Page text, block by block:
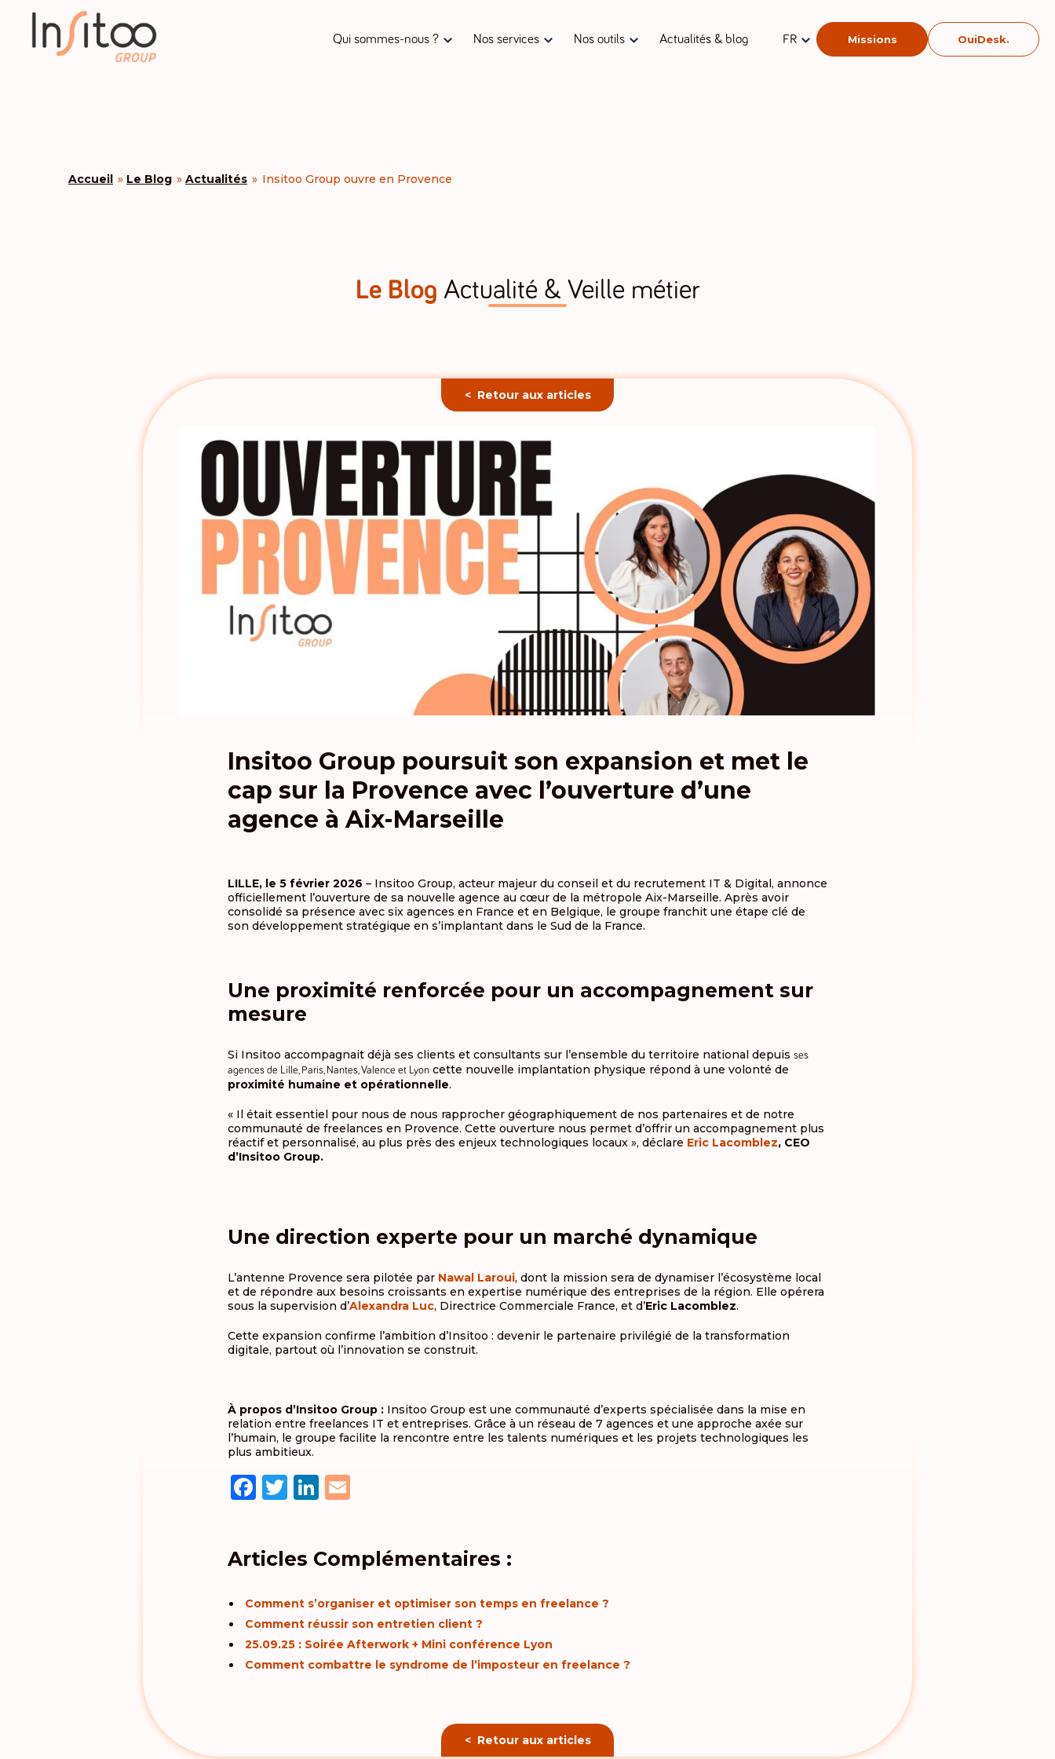
Qui sommes-nous ? Nos services Nos outils Actualités & blog FR Missions OuiDesk.
Accueil » Le Blog » Actualités » Insitoo Group ouvre en Provence
Le Blog Actualité & Veille métier
< Retour aux articles
Insitoo Group poursuit son expansion et met le
cap sur la Provence avec l’ouverture d’une
agence à Aix-Marseille
LILLE, le 5 février 2026 – Insitoo Group, acteur majeur du conseil et du recrutement IT & Digital, annonce
officiellement l’ouverture de sa nouvelle agence au cœur de la métropole Aix-Marseille. Après avoir
consolidé sa présence avec six agences en France et en Belgique, le groupe franchit une étape clé de
son développement stratégique en s’implantant dans le Sud de la France.
Une proximité renforcée pour un accompagnement sur
mesure
Si Insitoo accompagnait déjà ses clients et consultants sur l’ensemble du territoire national depuis ses
agences de Lille, Paris, Nantes, Valence et Lyoncette nouvelle implantation physique répond à une volonté de
proximité humaine et opérationnelle.
« Il était essentiel pour nous de nous rapprocher géographiquement de nos partenaires et de notre
communauté de freelances en Provence. Cette ouverture nous permet d’offrir un accompagnement plus
réactif et personnalisé, au plus près des enjeux technologiques locaux », déclare Eric Lacomblez, CEO
d’Insitoo Group.
Une direction experte pour un marché dynamique
L’antenne Provence sera pilotée par Nawal Laroui, dont la mission sera de dynamiser l’écosystème local
et de répondre aux besoins croissants en expertise numérique des entreprises de la région. Elle opérera
sous la supervision d’Alexandra Luc, Directrice Commerciale France, et d’Eric Lacomblez.
Cette expansion confirme l’ambition d’Insitoo : devenir le partenaire privilégié de la transformation
digitale, partout où l’innovation se construit.
À propos d’Insitoo Group :Insitoo Group est une communauté d’experts spécialisée dans la mise en
relation entre freelances IT et entreprises. Grâce à un réseau de 7 agences et une approche axée sur
l’humain, le groupe facilite la rencontre entre les talents numériques et les projets technologiques les
plus ambitieux.
Facebook
Twitter
LinkedIn
Email
Articles Complémentaires :
Comment s’organiser et optimiser son temps en freelance ?
Comment réussir son entretien client ?
25.09.25 : Soirée Afterwork + Mini conférence Lyon
Comment combattre le syndrome de l’imposteur en freelance ?
< Retour aux articles